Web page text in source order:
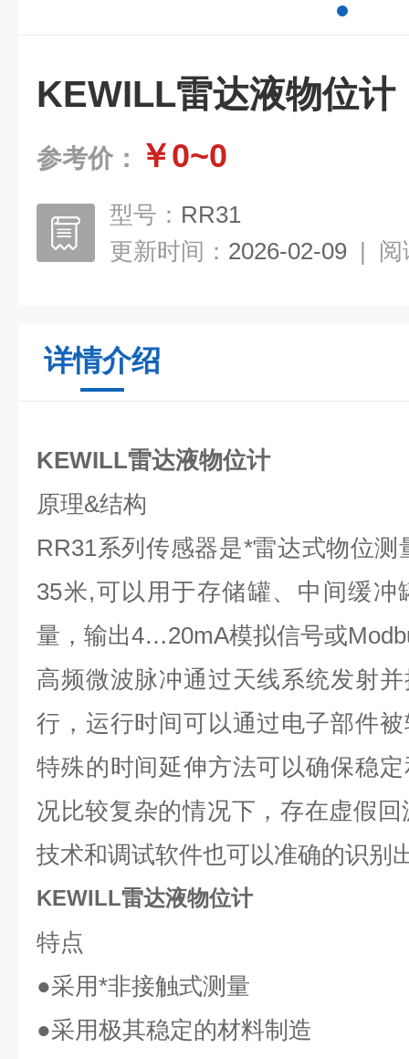
KEWILL雷达液物位计
参考价： ￥0~0
型号： RR31
更新时间： 2026-02-09 | 阅
详情介绍
KEWILL雷达液物位计
原理&结构
RR31系列传感器是*雷达式物位
35米,可以用于存储罐、中间缓冲
量，输出4…20mA模拟信号或
高频微波脉冲通过天线系统发射
行，运行时间可以通过电子部件
特殊的时间延伸方法可以确保稳
况比较复杂的情况下，存在虚假
技术和调试软件也可以准确的识别
KEWILL雷达液物位计
特点
●采用*非接触式测量
●采用极其稳定的材料制造